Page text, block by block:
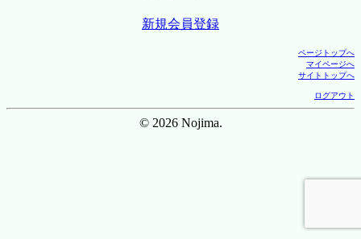
新規会員登録
ページトップへ
マイページへ
サイトトップへ
ログアウト
© 2026 Nojima.